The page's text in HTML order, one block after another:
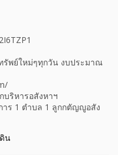
รัพย์ใหม่ๆทุกวัน งบประมาณ
บริหารอสังหาฯ
าร 1 ตำบล 1 ลูกกตัญญูอสัง
น